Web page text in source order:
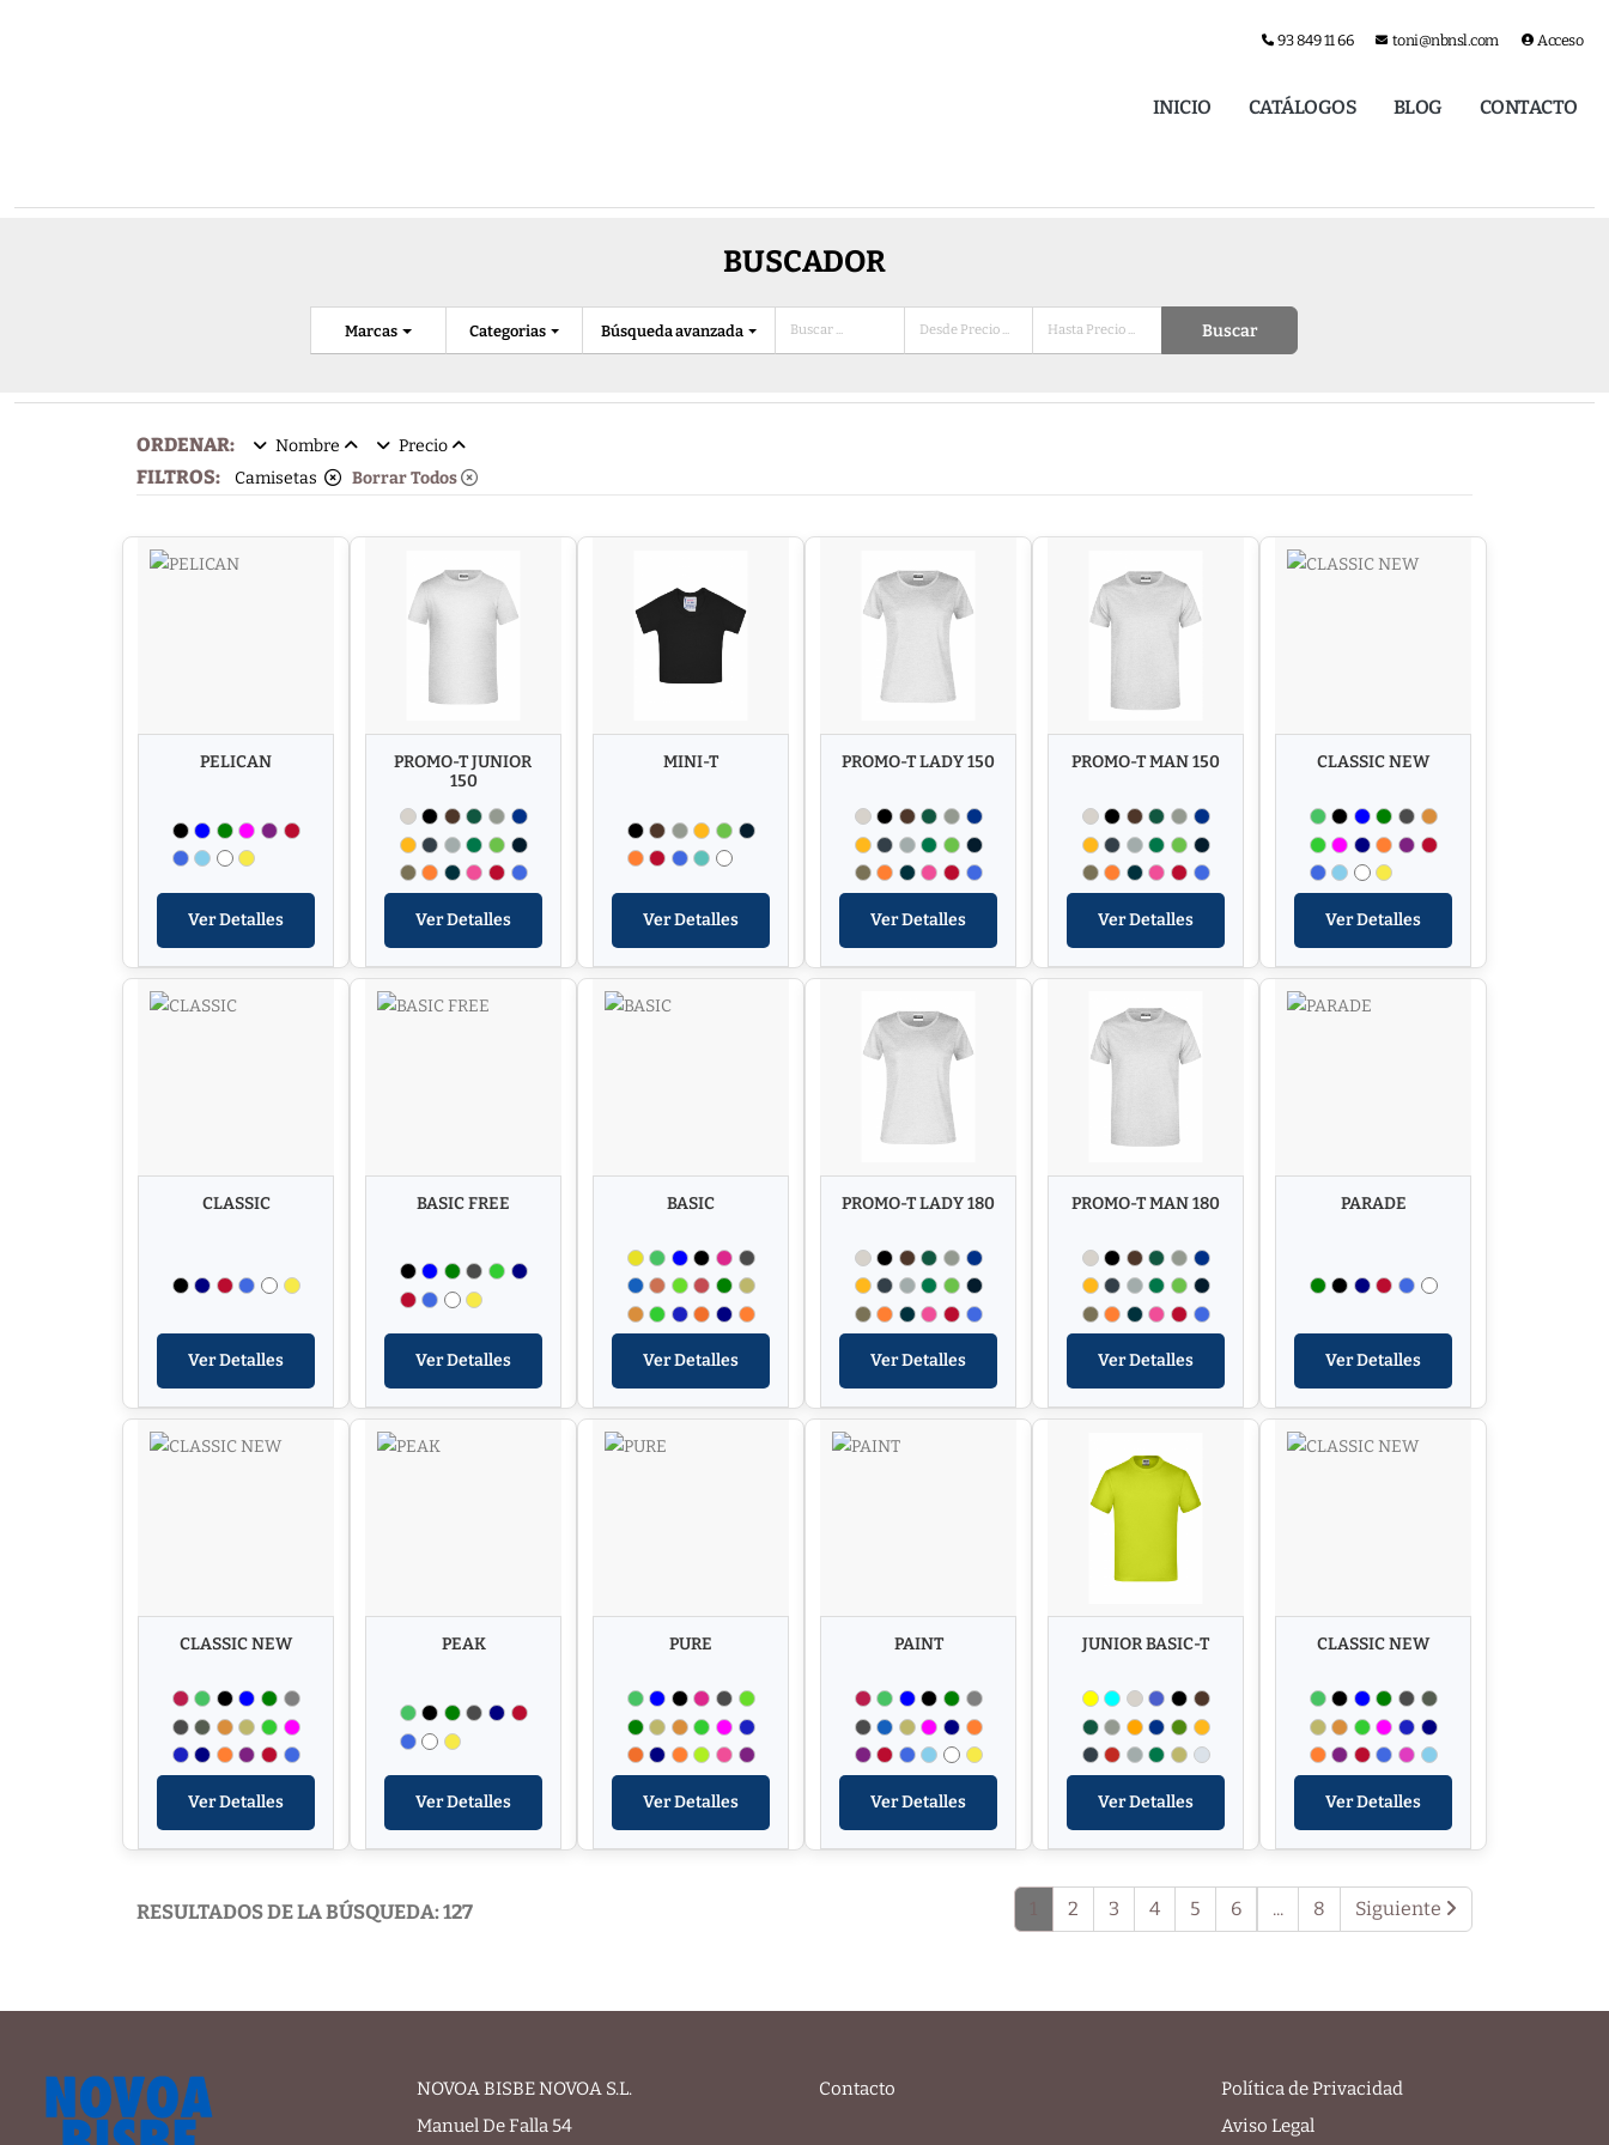
93 849 11 66 toni@nbnsl.com Acceso
INICIO CATÁLOGOS BLOG CONTACTO
BUSCADOR
Categorias
Marcas Búsqueda avanzada Buscar
ORDENAR: Nombre Precio
FILTROS: Camisetas Borrar Todos
PELICAN
Ver Detalles
PROMO-T JUNIOR
150
Ver Detalles
MINI-T
Ver Detalles
PROMO-T LADY 150
Ver Detalles
PROMO-T MAN 150
Ver Detalles
CLASSIC NEW
Ver Detalles
CLASSIC
Ver Detalles
BASIC FREE
Ver Detalles
BASIC
Ver Detalles
PROMO-T LADY 180
Ver Detalles
PROMO-T MAN 180
Ver Detalles
PARADE
Ver Detalles
CLASSIC NEW
Ver Detalles
PEAK
Ver Detalles
PURE
Ver Detalles
PAINT
Ver Detalles
JUNIOR BASIC-T
Ver Detalles
CLASSIC NEW
Ver Detalles
2 3 4 5 6 ... 8 Siguiente
RESULTADOS DE LA BÚSQUEDA: 127
NOVOA BISBE NOVOA S.L.
Manuel De Falla 54
Contacto
Política de Privacidad
Aviso Legal